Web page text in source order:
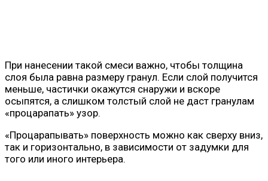
При нанесении такой смеси важно, чтобы толщина
слоя была равна размеру гранул. Если слой получится
меньше, частички окажутся снаружи и вскоре
осыпятся, а слишком толстый слой не даст гранулам
«процарапать» узор.
«Процарапывать» поверхность можно как сверху вниз,
так и горизонтально, в зависимости от задумки для
того или иного интерьера.